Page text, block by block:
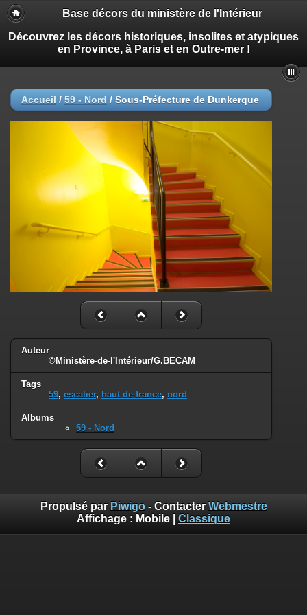
Base décors du ministère de l'Intérieur
Découvrez les décors historiques, insolites et atypiques
en Province, à Paris et en Outre-mer !
Accueil / 59 - Nord / Sous-Préfecture de Dunkerque
Auteur
©Ministère-de-l'Intérieur/G.BECAM
Tags
59, escalier, haut de france, nord
Albums
59 - Nord
Propulsé par Piwigo- Contacter Webmestre
Affichage : Mobile Classique